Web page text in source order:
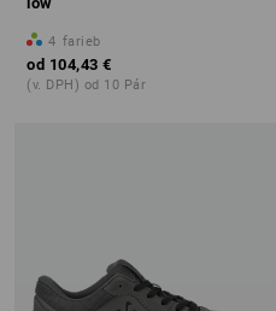
4 farieb
od 104,43 €
(v. DPH) od 10 Pár